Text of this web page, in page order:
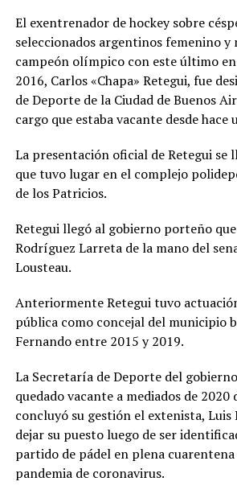
El exentrenador de hockey sobre
seleccionados argentinos femenino y
campeón olímpico con este último
2016, Carlos «Chapa» Retegui, fue
de Deporte de la Ciudad de Buenos
cargo que estaba vacante desde hace
La presentación oficial de Retegui se
que tuvo lugar en el complejo
de los Patricios.
Retegui llegó al gobierno porteño
Rodríguez Larreta de la mano del
Lousteau.
Anteriormente Retegui tuvo
pública como concejal del municipio
Fernando entre 2015 y 2019.
La Secretaría de Deporte del
quedado vacante a mediados de 2020
concluyó su gestión el extenista, Luis
dejar su puesto luego de ser
partido de pádel en plena
pandemia de coronavirus.